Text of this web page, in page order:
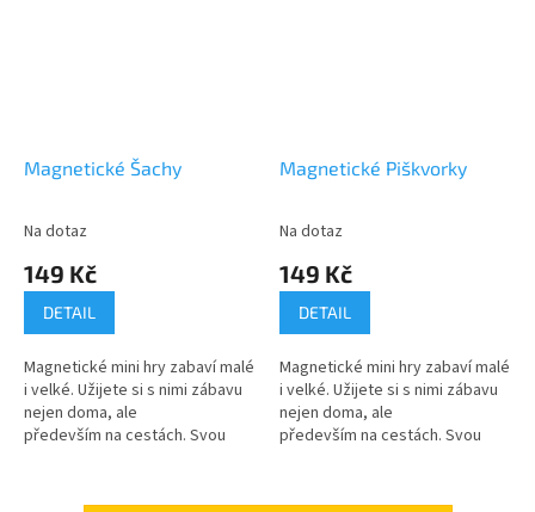
Magnetické Šachy
Na dotaz
149 Kč
DETAIL
Magnetické mini hry zabaví malé
i velké. Užijete si s nimi zábavu
nejen doma, ale
především na cestách. Svou
a magnetické...
Magnetické Piškvorky
Na dotaz
149 Kč
DETAIL
Magnetické mini hry zabaví malé
i velké. Užijete si s nimi zábavu
nejen doma, ale
především na cestách. Svou
a magnetické...